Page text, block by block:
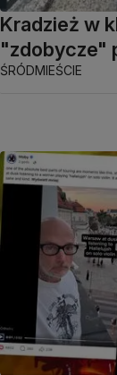
Kradzież w
"zdobycze"
ŚRÓDMIEŚCIE